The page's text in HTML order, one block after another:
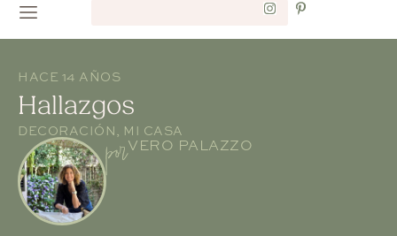
HACE 14 AÑOS
Hallazgos
DECORACIÓN MI CASA
porVERO PALAZZO